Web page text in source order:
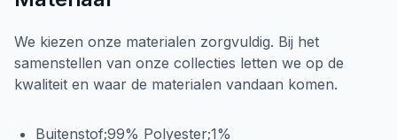
We kiezen onze materialen zorgvuldig. Bij het
samenstellen van onze collecties letten we op de
kwaliteit en waar de materialen vandaan komen.
Buitenstof;99% Polyester;1%